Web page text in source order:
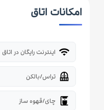
امکانات اتاق
wifi اینترنت رایگان در اتاق
balcony تراس/بالکن
coffee_maker چای/قهوه ساز